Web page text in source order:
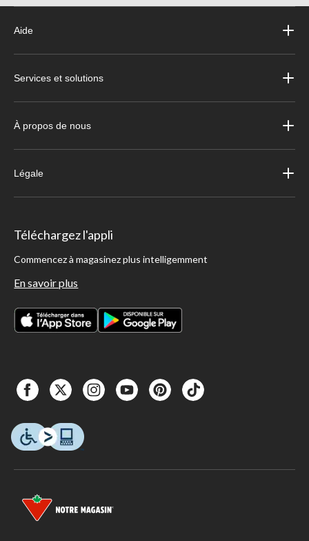
Aide
Services et solutions
À propos de nous
Légale
Téléchargez l'appli
Commencez à magasinez plus intelligemment
En savoir plus